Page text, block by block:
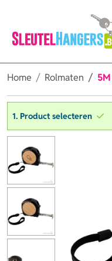
Home Rolmaten
1. Product selecteren